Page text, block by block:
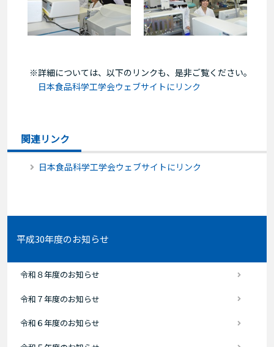
※詳細については、以下のリンクも、是非ご覧ください。
日本食品科学工学会ウェブサイトにリンク
関連リンク
日本食品科学工学会ウェブサイトにリンク
平成30年度のお知らせ
令和８年度のお知らせ
令和７年度のお知らせ
令和６年度のお知らせ